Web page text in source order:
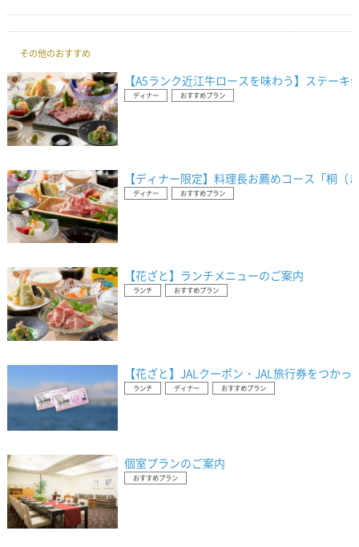
その他のおすすめ
【A5ランク近江牛ロースを味わう】ステー
ディナー おすすめプラン
【ディナー限定】料理長お薦めコース「桐（
ディナー おすすめプラン
【花ざと】ランチメニューのご案内
ランチ おすすめプラン
【花ざと】JALクーポン・JAL旅行券をつか
ランチ ディナー おすすめプラン
個室プランのご案内
おすすめプラン